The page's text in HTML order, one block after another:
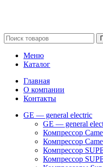
Меню
Каталог
Главная
О компании
Контакты
GE — general electric
GE — general
Компрессор
Компрессор
Компрессор
Компрессор